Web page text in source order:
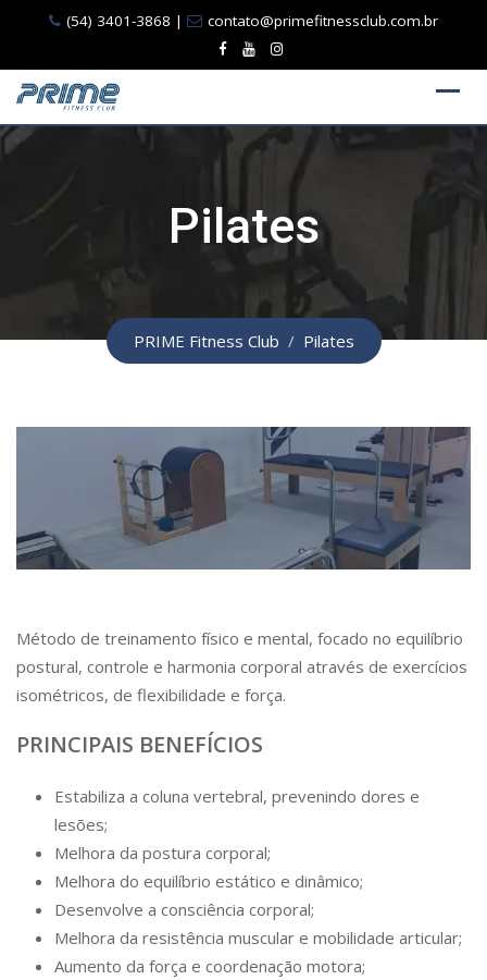
o
conteúdo
(54) 3401-3868 | contato@primefitnessclub.com.br
Pilates
PRIME Fitness Club / Pilates
Método de treinamento físico e mental, focado no equilíbrio
postural, controle e harmonia corporal através de exercícios
isométricos, de flexibilidade e força.
PRINCIPAIS BENEFÍCIOS
Estabiliza a coluna vertebral, prevenindo dores e
lesões;
Melhora da postura corporal;
Melhora do equilíbrio estático e dinâmico;
Desenvolve a consciência corporal;
Melhora da resistência muscular e mobilidade articular;
Aumento da força e coordenação motora;